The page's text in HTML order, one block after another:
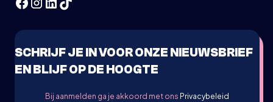
SCHRIJF JE IN VOOR ONZE NIEUWSBRIEF
EN BLIJF OP DE HOOGTE
Bij aanmelden ga je akkoord met ons Privacybeleid